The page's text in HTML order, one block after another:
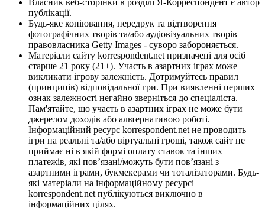
публікації.
Будь-яке копіювання, передрук та відтворення
фотографічних творів та/або аудіовізуальних творів
правовласника Getty Images - суворо забороняється.
Матеріали сайту korrespondent.net призначені для осіб
старше 21 року (21+). Участь в азартних іграх може
викликати ігрову залежність. Дотримуйтесь правил
(принципів) відповідальної гри. При виявленні перших
ознак залежності негайно зверніться до спеціаліста.
Пам'ятайте, що участь в азартних іграх не може бути
джерелом доходів або альтернативою роботі.
Інформаційний ресурс korrespondent.net не проводить
ігри на реальні та/або віртуальні гроші, також сайт не
приймає ні в якій формі оплату ставок та інших
платежів, які пов’язані/можуть бути пов’язані з
азартними іграми, букмекерами чи тоталізаторами. Будь-
які матеріали на інформаційному ресурсі
korrespondent.net публікуються виключно в
інформаційних цілях.